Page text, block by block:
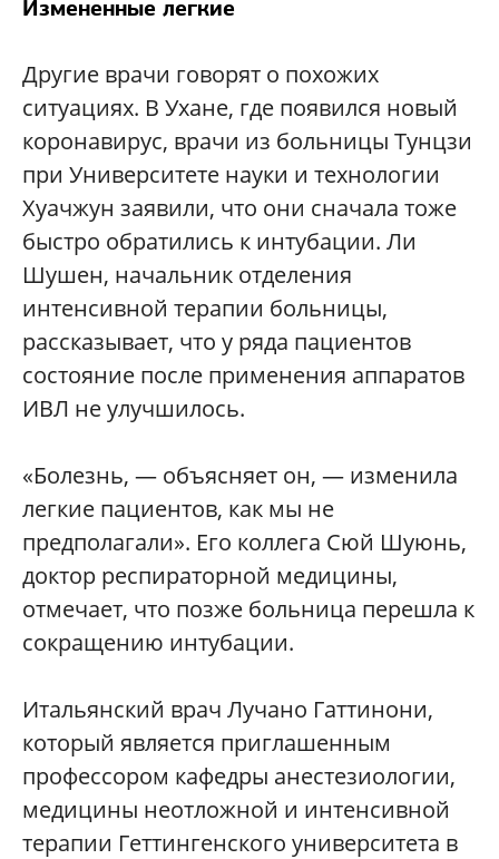
Измененные легкие
Другие врачи говорят о похожих
ситуациях. В Ухане, где появился новый
коронавирус, врачи из больницы Тунцзи
при Университете науки и технологии
Хуачжун заявили, что они сначала тоже
быстро обратились к интубации. Ли
Шушен, начальник отделения
интенсивной терапии больницы,
рассказывает, что у ряда пациентов
состояние после применения аппаратов
ИВЛ не улучшилось.
«Болезнь, — объясняет он, — изменила
легкие пациентов, как мы не
предполагали». Его коллега Сюй Шуюнь,
доктор респираторной медицины,
отмечает, что позже больница перешла к
сокращению интубации.
Итальянский врач Лучано Гаттинони,
который является приглашенным
профессором кафедры анестезиологии,
медицины неотложной и интенсивной
терапии Геттингенского университета в